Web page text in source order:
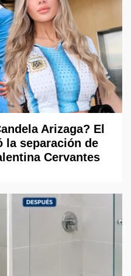
Arizaga? El
la separación de
Cervantes